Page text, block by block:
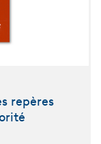
repères